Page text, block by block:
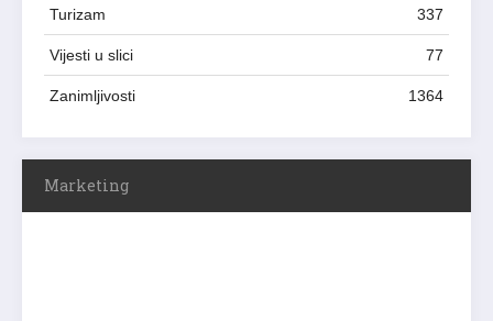
Turizam 337
Vijesti u slici 77
Zanimljivosti 1364
Marketing